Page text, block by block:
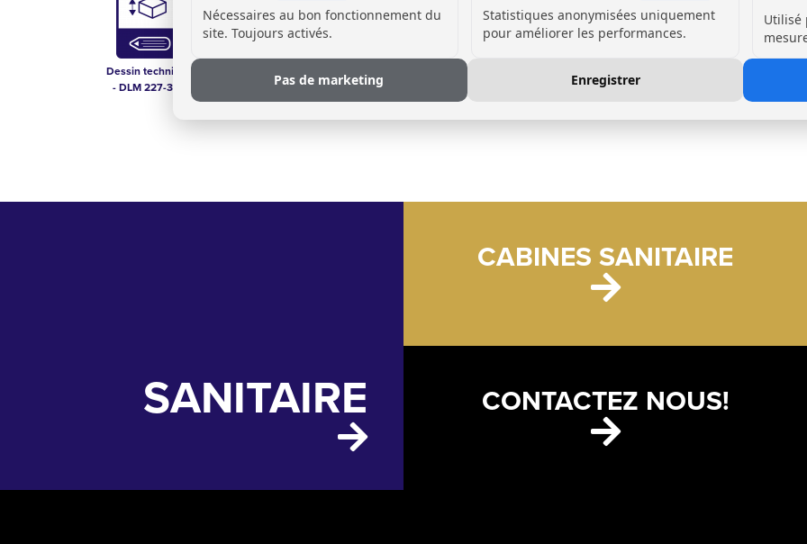
Dessin technique
- DLM 227-3RS
vestiaires
SANITAIRE
CABINES SANITAIRE
CONTACTEZ NOUS!
Nécessaires au bon fonctionnement du
site. Toujours activés.
Statistiques anonymisées uniquement
pour améliorer les performances.
Utilisé
Pas de marketing Enregistrer